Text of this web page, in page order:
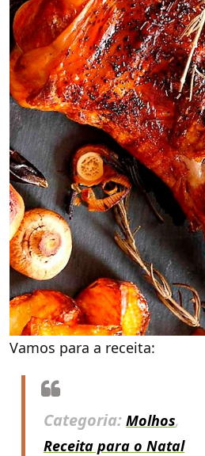
Vamos para a receita:
Categoria: Molhos,
Receita para o Natal